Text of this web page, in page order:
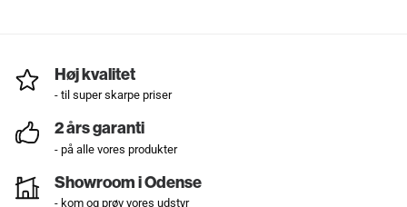
Høj kvalitet
- til super skarpe priser
2 års garanti
- på alle vores produkter
Showroom i Odense
- kom og prøv vores udstyr